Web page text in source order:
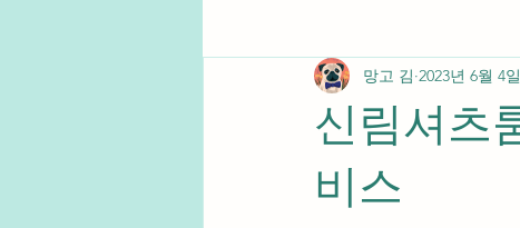
신림셔츠
비스
망고 김 2023년 6월 4일